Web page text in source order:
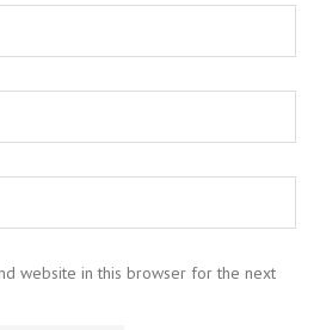
website in this browser for the next